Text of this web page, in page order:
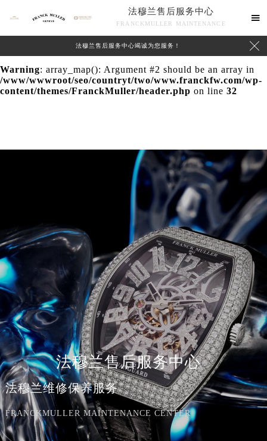
Warning: extract() expects parameter 1 to be array, null
/www/wwwroot/seo/countryt/two/www.franckfw.com/wp-
content/themes/FranckMuller/header.php
Warning: array_map(): Argument #2 should be an array in
/www/wwwroot/seo/countryt/two/www.franckfw.com/wp-
content/themes/FranckMuller/header.php on line 32
法穆兰售后服务中心
FRANCKMULLER MAINTENANCE

法穆兰售后服务中心竭诚为您服务！ 
法穆兰售后服务中心
法穆兰维修保养服务
FRANCKMULLER MAINTENANCE CENTER